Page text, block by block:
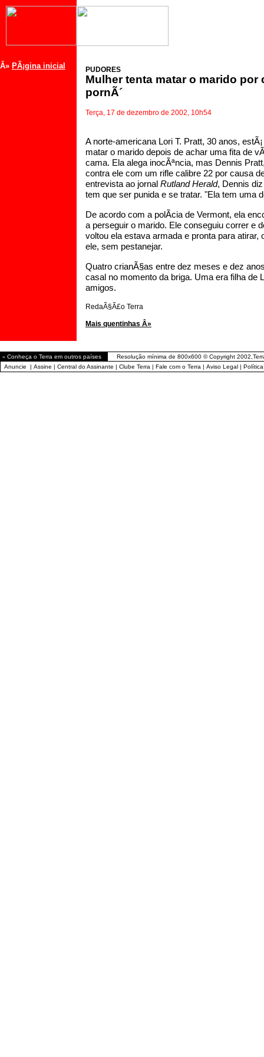
Â» PÃ¡gina inicial PUDORES
Mulher tenta matar o marido por
pornÃ´
Terça, 17 de dezembro de 2002, 10h54
A norte-americana Lori T. Pratt, 30 anos,
matar o marido depois de achar uma fita de
cama. Ela alega inocÃªncia, mas Dennis
contra ele com um rifle calibre 22 por causa
entrevista ao jornal Rutland Herald, Dennis
tem que ser punida e se tratar. "Ela tem uma
De acordo com a polÃ­cia de Vermont, ela
a perseguir o marido. Ele conseguiu correr e
voltou ela estava armada e pronta para atirar,
ele, sem pestanejar.
Quatro crianÃ§as entre dez meses e dez
casal no momento da briga. Uma era filha de
amigos.
RedaÃ§Ã£o Terra
Mais quentinhas Â»
» Conheça o Terra em outros países
Resolução mínima de 800x600 © Copyright
Anuncie | Assine | Central do Assinante | Clube Terra | Fale com o Terra | Aviso Legal |